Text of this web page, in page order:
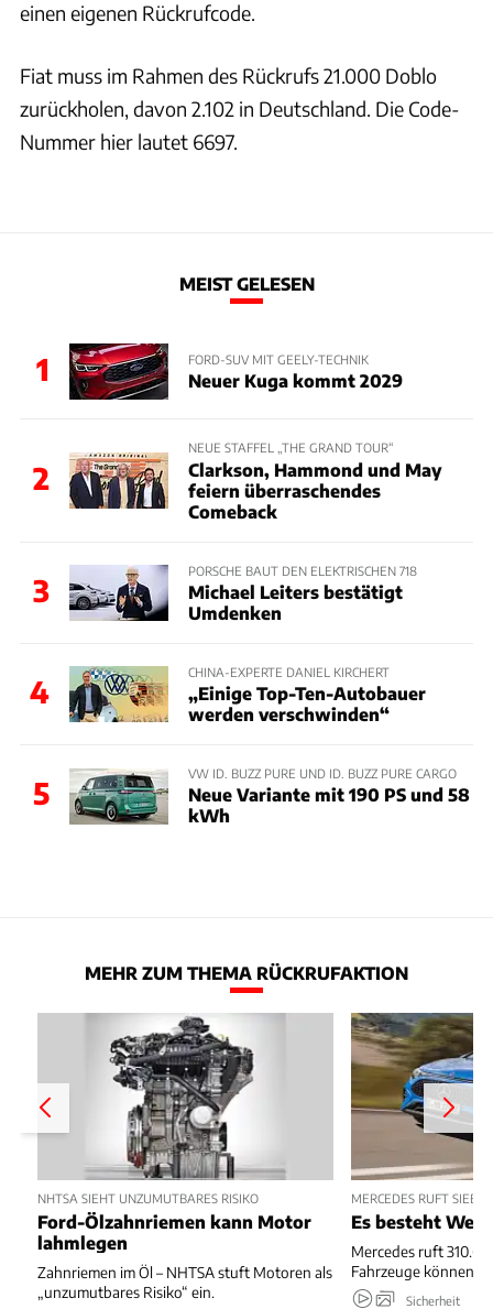
einen eigenen Rückrufcode.
Fiat muss im Rahmen des Rückrufs 21.000 Doblo
zurückholen, davon 2.102 in Deutschland. Die Code-
Nummer hier lautet 6697.
MEIST GELESEN
1 FORD-SUV MIT GEELY-TECHNIK
Neuer Kuga kommt 2029
2
NEUE STAFFEL „THE GRAND TOUR“
Clarkson, Hammond und May
feiern überraschendes
Comeback
3
PORSCHE BAUT DEN ELEKTRISCHEN 718
Michael Leiters bestätigt
Umdenken
4
CHINA-EXPERTE DANIEL KIRCHERT
„Einige Top-Ten-Autobauer
werden verschwinden“
5
VW ID. BUZZ PURE UND ID. BUZZ PURE CARGO
Neue Variante mit 190 PS und 58
kWh
MEHR ZUM THEMA RÜCKRUFAKTION
NHTSA SIEHT UNZUMUTBARES RISIKO
Ford-Ölzahnriemen kann Motor
lahmlegen
Zahnriemen im Öl – NHTSA stuft Motoren als
„unzumutbares Risiko“ ein.
MERCEDES RUFT
Es besteht
Mercedes ruft
Fahrzeuge können
Sicherheit